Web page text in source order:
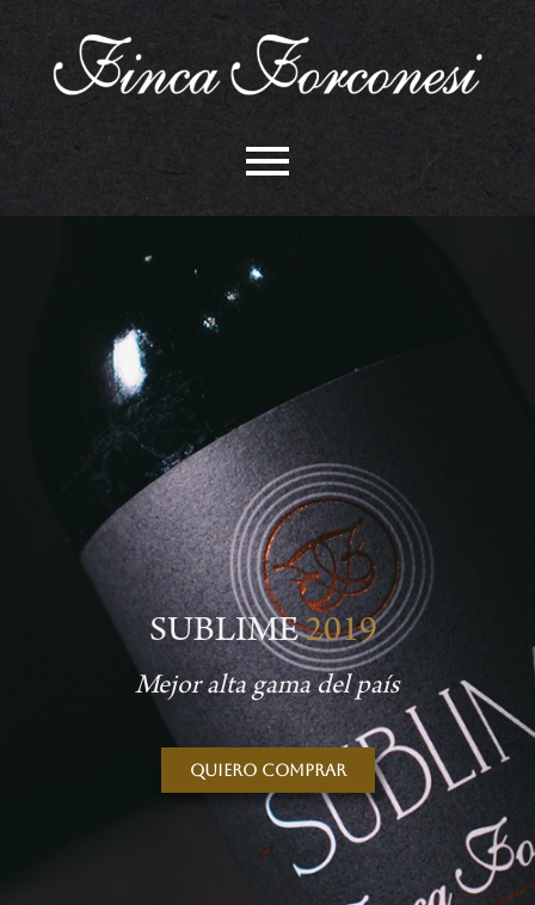
SUBLIME2019
Mejor alta gama del país
Quiero comprar